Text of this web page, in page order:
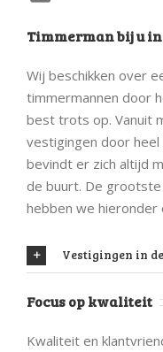
Timmerman bij u
Wij beschikken over
timmermannen door
best trots op. Vanuit
vestigingen door
bevindt er zich altijd
de buurt. De
hebben we hieronder
Vestigingen in
Focus op kwaliteit
Kwaliteit en